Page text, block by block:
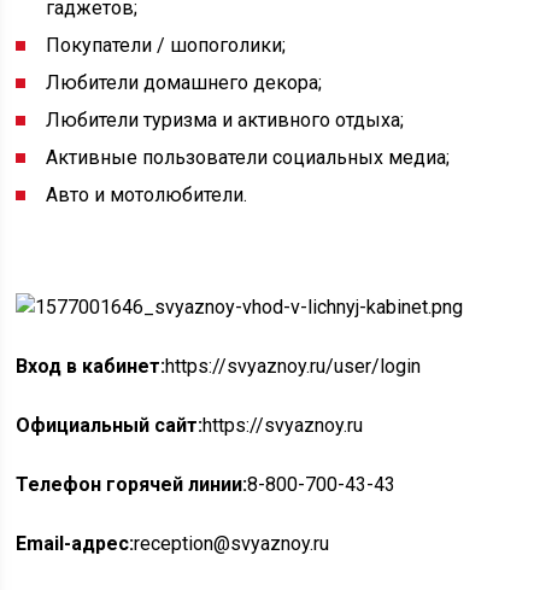
гаджетов;
Покупатели / шопоголики;
Любители домашнего декора;
Любители туризма и активного отдыха;
Активные пользователи социальных медиа;
Авто и мотолюбители.
Вход в кабинет:https://svyaznoy.ru/user/login
Официальный сайт:https://svyaznoy.ru
Телефон горячей линии:8-800-700-43-43
Email-адрес:reception@svyaznoy.ru